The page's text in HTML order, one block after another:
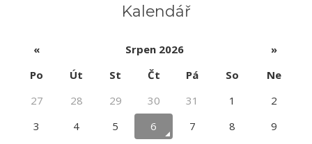
Kalendář
« Srpen 2026
»
Po
Út St Čt Pá So
Ne
27
28 29 30 31 1
2
3
4 5 6 7 8
9